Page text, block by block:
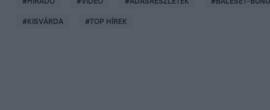
#KISVÁRDA #TOP HÍREK